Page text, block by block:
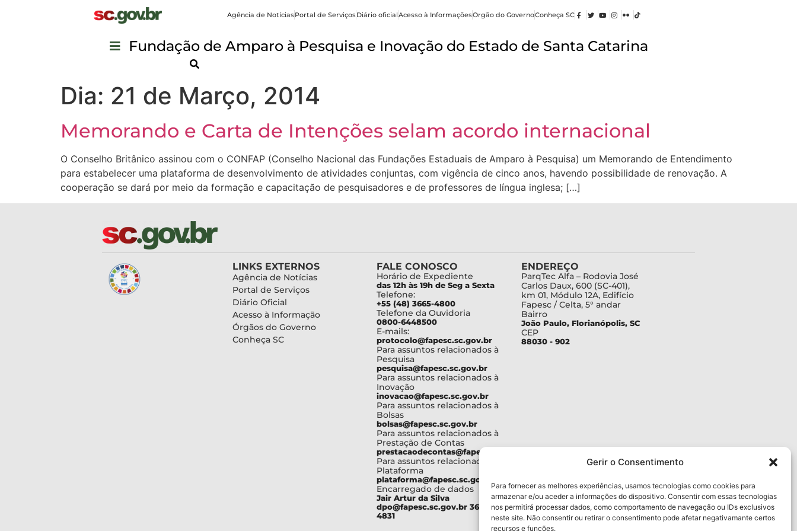
Gerir o Consentimento
Para fornecer as melhores experiências, usamos tecnologias como cookies para
armazenar e/ou aceder a informações do dispositivo. Consentir com essas tecnologias
nos permitirá processar dados, como comportamento de navegação ou IDs exclusivos
neste site. Não consentir ou retirar o consentimento pode afetar negativamante certos
recursos e funções.
Agência de NotíciasPortal de ServiçosDiário oficialAcesso à InformaçõesOrgão do GovernoConheça SC
Fundação de Amparo à Pesquisa e Inovação do Estado de Santa Catarina
Dia: 21 de Março, 2014
Memorando e Carta de Intenções selam acordo internacional
O Conselho Britânico assinou com o CONFAP (Conselho Nacional das Fundações Estaduais de Amparo à Pesquisa) um Memorando de Entendimento
para estabelecer uma plataforma de desenvolvimento de atividades conjuntas, com vigência de cinco anos, havendo possibilidade de renovação. A
cooperação se dará por meio da formação e capacitação de pesquisadores e de professores de língua inglesa; […]
LINKS EXTERNOS
Agência de Notícias
Portal de Serviços
Diário Oficial
Acesso à Informação
Órgãos do Governo
Conheça SC
FALE CONOSCO
Horário de Expediente
das 12h às 19h de Seg a Sexta
Telefone:
+55 (48) 3665-4800
Telefone da Ouvidoria
0800-6448500
E-mails:
protocolo@fapesc.sc.gov.br
Para assuntos relacionados à
Pesquisa
pesquisa@fapesc.sc.gov.br
Para assuntos relacionados à
Inovação
inovacao@fapesc.sc.gov.br
Para assuntos relacionados à
Bolsas
bolsas@fapesc.sc.gov.br
Para assuntos relacionados à
Prestação de Contas
prestacaodecontas@fapesc.sc.gov.br
Para assuntos relacionados à
Plataforma
plataforma@fapesc.sc.gov.br
Encarregado de dados
Jair Artur da Silva
dpo@fapesc.sc.gov.br 3665-
4831
ENDEREÇO
ParqTec Alfa – Rodovia José
Carlos Daux, 600 (SC-401),
km 01, Módulo 12A, Edifício
Fapesc / Celta, 5° andar
Bairro
João Paulo, Florianópolis, SC
CEP
88030 - 902